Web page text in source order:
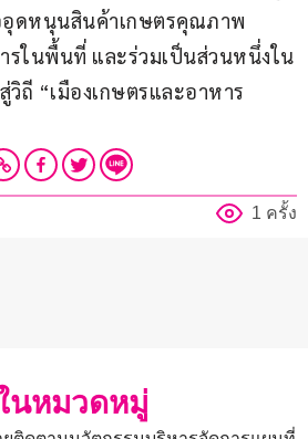
อุดหนุนสินค้าเกษตรคุณภาพ
ในพื้นที่ และร่วมเป็นส่วนหนึ่งใน
ถี “เมืองเกษตรและอาหาร
1 ครั้ง
นหมวดหมู่